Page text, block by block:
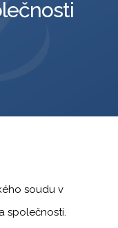
soudu v
společnosti.